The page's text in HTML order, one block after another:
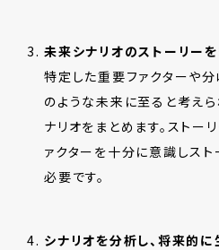
未来シナリオのストーリー
特定した重要ファクターや
のような未来に至ると考え
ナリオをまとめます。ストー
ァクターを十分に意識しス
必要です。
シナリオを分析し、将来的